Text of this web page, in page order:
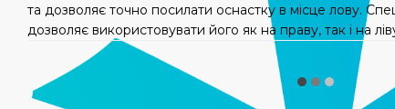
та дозволяє точно посилати оснастку в місце лову.
дозволяє використовувати його як на праву, так і на